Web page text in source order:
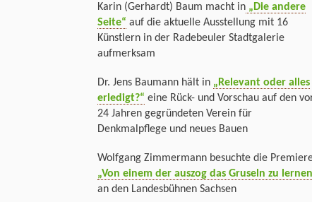
Karin (Gerhardt) Baum macht in „Die andere
Seite“ auf die aktuelle Ausstellung mit 16
Künstlern in der Radebeuler Stadtgalerie
aufmerksam
Dr. Jens Baumann hält in „Relevant oder alles
erledigt?“ eine Rück- und Vorschau auf den
24 Jahren gegründeten Verein für
Denkmalpflege und neues Bauen
Wolfgang Zimmermann besuchte die
„Von einem der auszog das Gruseln zu
an den Landesbühnen Sachsen